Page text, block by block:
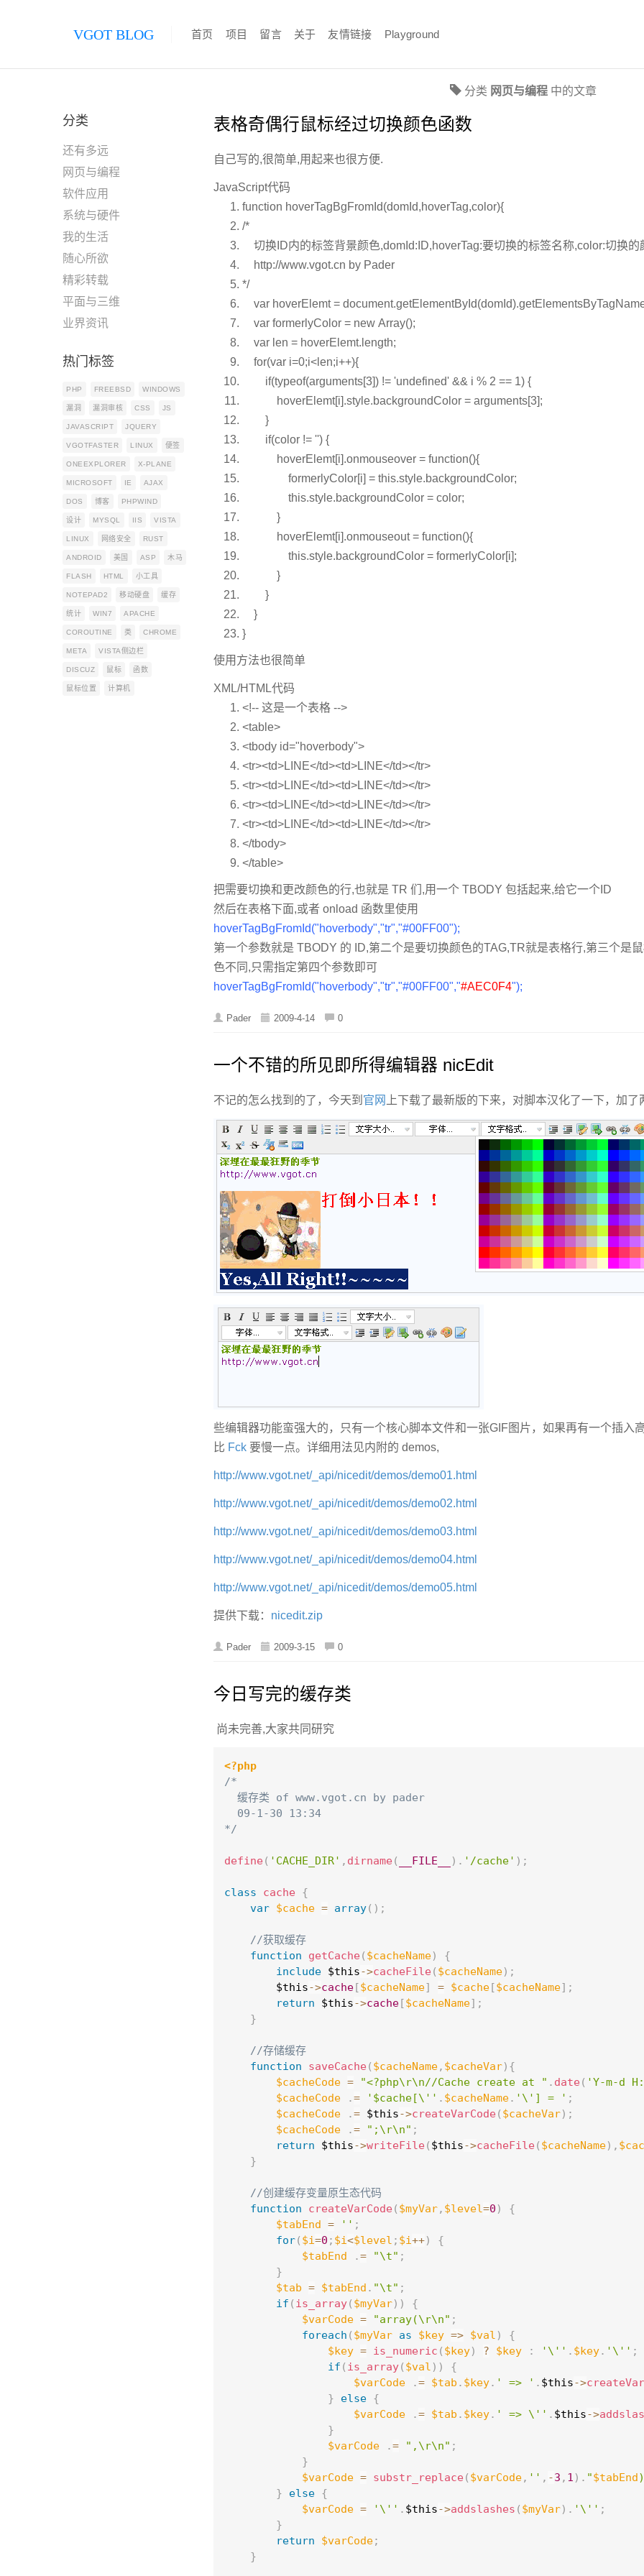
VGOT BLOG 首页 项目 留言 关于 友情链接 Playground
分类
还有多远
网页与编程
软件应用
系统与硬件
我的生活
随心所欲
精彩转载
平面与三维
业界资讯
热门标签
PHP FREEBSD WINDOWS
漏洞 漏洞审核 CSS JS
JAVASCRIPT JQUERY
VGOTFASTER LINUX 便签
ONEEXPLORER X-PLANE
MICROSOFT IE AJAX
DOS 博客 PHPWIND
设计 MYSQL IIS VISTA
LINUX 网络安全 RUST
ANDROID 美国 ASP 木马
FLASH HTML 小工具
NOTEPAD2 移动硬盘 缓存
统计 WIN7 APACHE
COROUTINE 类 CHROME
META VISTA侧边栏
DISCUZ 鼠标 函数
鼠标位置 计算机
分类 网页与编程 中的文章
表格奇偶行鼠标经过切换颜色函数
自己写的,很简单,用起来也很方便.
JavaScript代码
function hoverTagBgFromId(domId,hoverTag,color){
/*
切换ID内的标签背景颜色,domId:ID,hoverTag:要切换的标签名称,color:切换的
http://www.vgot.cn by Pader
*/
var hoverElemt =
var formerlyColor = new Array();
var len = hoverElemt.length;
for(var i=0;i<len;i++){
if(typeof(arguments[3]) != 'undefined' && i % 2 == 1) {
hoverElemt[i].style.backgroundColor = arguments[3];
}
if(color != '') {
hoverElemt[i].onmouseover = function(){
formerlyColor[i] = this.style.backgroundColor;
this.style.backgroundColor = color;
}
hoverElemt[i].onmouseout = function(){
this.style.backgroundColor = formerlyColor[i];
}
}
}
}
使用方法也很简单
XML/HTML代码
<!-- 这是一个表格 -->
<table>
<tbody id="hoverbody">
<tr><td>LINE</td><td>LINE</td></tr>
<tr><td>LINE</td><td>LINE</td></tr>
<tr><td>LINE</td><td>LINE</td></tr>
<tr><td>LINE</td><td>LINE</td></tr>
</tbody>
</table>
把需要切换和更改颜色的行,也就是 TR 们,用一个 TBODY 包括起来,给它一个ID
然后在表格下面,或者 onload 函数里使用
hoverTagBgFromId("hoverbody","tr","#00FF00");
第一个参数就是 TBODY 的 ID,第二个是要切换颜色的TAG,TR就是表格行,第三个是
色不同,只需指定第四个参数即可
hoverTagBgFromId("hoverbody","tr","#00FF00","#AEC0F4");
Pader 2009-4-14 0
一个不错的所见即所得编辑器 nicEdit
不记的怎么找到的了，今天到 官网 上下载了最新版的下来，对脚本汉化了一下，加了
些编辑器功能蛮强大的，只有一个核心脚本文件和一张GIF图片，如果再有一个插入
比 Fck 要慢一点。详细用法见内附的 demos,
http://www.vgot.net/_api/nicedit/demos/demo01.html
http://www.vgot.net/_api/nicedit/demos/demo02.html
http://www.vgot.net/_api/nicedit/demos/demo03.html
http://www.vgot.net/_api/nicedit/demos/demo04.html
http://www.vgot.net/_api/nicedit/demos/demo05.html
提供下载： nicedit.zip
Pader 2009-3-15 0
今日写完的缓存类
尚未完善,大家共同研究
<?php
/*
  缓存类 of www.vgot.cn by pader
  09-1-30 13:34
*/
define ( 'CACHE_DIR' , dirname ( __FILE__ ) . '/cache' ) ;
class cache
{
var $cache = array( ) ;
//获取缓存
function
getCache ( $cacheName)
{
include $this->cacheFile ( $cacheName) ;
$this->cache[$cacheName] = $cache[$cacheName] ;
return
$this->cache[$cacheName] ;
}
//存储缓存
function
saveCache ( $cacheName, $cacheVar) {
$cacheCode = "<?php\r\n//Cache create at " . date ( 'Y-m-d
$cacheCode
.= '$cache[\'' . $cacheName. '\'] = ' ;
$cacheCode
.= $this->createVarCode ( $cacheVar) ;
$cacheCode
.= ";\r\n" ;
return
$this->writeFile ( $this->cacheFile ( $cacheName) ,
}
//创建缓存变量原生态代码
function
createVarCode ( $myVar, $level=0 )
{
$tabEnd = '' ;
for( $i=0 ; $i<$level ; $i++)
{
$tabEnd
.= "\t" ;
}
$tab = $tabEnd . "\t" ;
if ( is_array( $myVar) )
{
$varCode = "array(\r\n" ;
foreach ( $myVar as $key => $val )
{
$key = is_numeric ( $key) ? $key : '\'' . $key. '\'' ;
if ( is_array( $val ) )
{
$varCode
.= $tab . $key. ' => ' . $this->
}
else {
$varCode
.= $tab . $key. ' => \'' . $this->
}
$varCode
.= ",\r\n" ;
}
$varCode = substr_replace ( $varCode, '' , -3 , 1 ) . "$tabEnd
}
else {
$varCode = '\'' . $this->addslashes ( $myVar) . '\'' ;
}
return
$varCode;
}